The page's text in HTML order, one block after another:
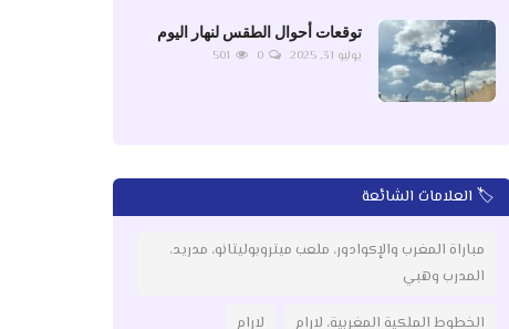
توقعات أحوال الطقس لنهار اليوم
يوليو 31, 2025
0
501
🏷️ العلامات الشائعة
مباراة المغرب والإكوادور، ملعب ميتروبوليتانو، مدريد،
المدرب وهبي
الخطوط الملكية المغربية، لارام لارام